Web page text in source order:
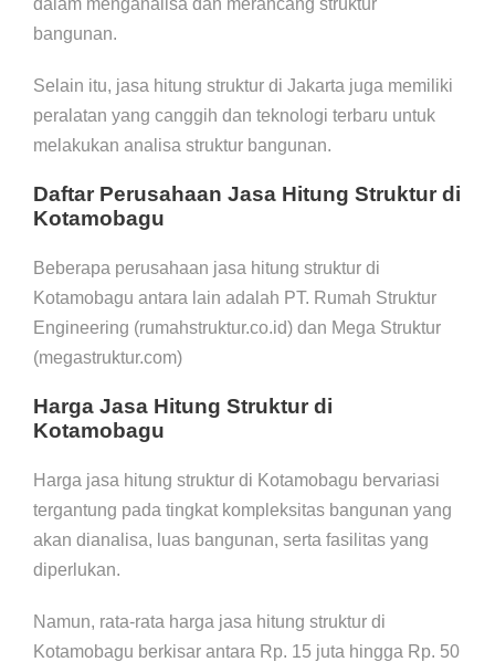
bangunan.
Selain itu, jasa hitung struktur di Jakarta juga memiliki
peralatan yang canggih dan teknologi terbaru untuk
melakukan analisa struktur bangunan.
Daftar Perusahaan Jasa Hitung Struktur di
Kotamobagu
Beberapa perusahaan jasa hitung struktur di
Kotamobagu antara lain adalah PT. Rumah Struktur
Engineering (rumahstruktur.co.id) dan Mega Struktur
(megastruktur.com)
Harga Jasa Hitung Struktur di
Kotamobagu
Harga jasa hitung struktur di Kotamobagu bervariasi
tergantung pada tingkat kompleksitas bangunan yang
akan dianalisa, luas bangunan, serta fasilitas yang
diperlukan.
Namun, rata-rata harga jasa hitung struktur di
Kotamobagu berkisar antara Rp. 15 juta hingga Rp. 50